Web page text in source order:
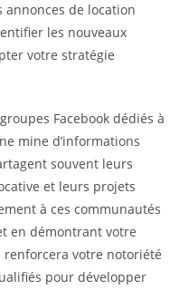
annonces de location
les nouveaux
votre stratégie
Facebook dédiés à
mine d’informations
souvent leurs
et leurs projets
à ces communautés
en démontrant votre
votre notoriété
pour développer